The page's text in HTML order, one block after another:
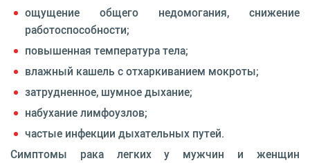
ощущение общего недомогания, снижение
работоспособности;
повышенная температура тела;
влажный кашель с отхаркиванием мокроты;
затрудненное, шумное дыхание;
набухание лимфоузлов;
частые инфекции дыхательных путей.
Симптомы рака легких у мужчин и женщин